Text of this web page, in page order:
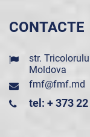
CONTACTE
str.
Moldova
fmf@fmf.md
tel: + 373